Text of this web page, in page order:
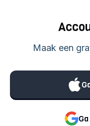
Maak een